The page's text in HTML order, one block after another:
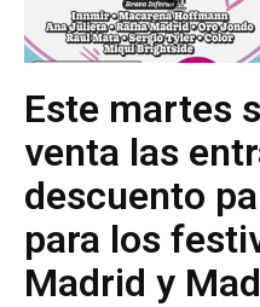
Este martes
venta las
descuento
para los
Madrid y